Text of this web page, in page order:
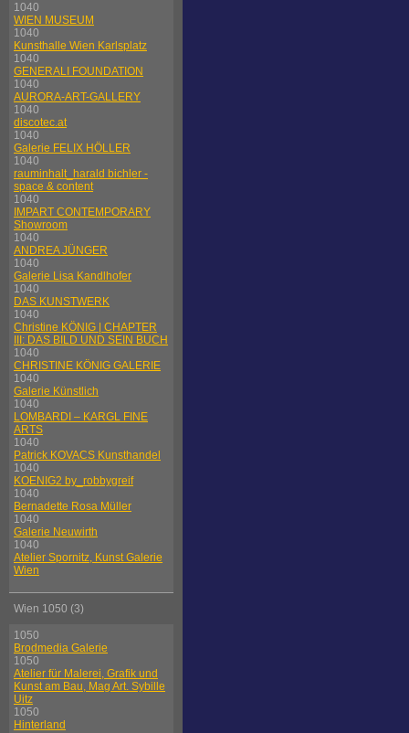
1040
WIEN MUSEUM
1040
Kunsthalle Wien Karlsplatz
1040
GENERALI FOUNDATION
1040
AURORA-ART-GALLERY
1040
discotec.at
1040
Galerie FELIX HÖLLER
1040
rauminhalt_harald bichler -
space & content
1040
IMPART CONTEMPORARY
Showroom
1040
ANDREA JÜNGER
1040
Galerie Lisa Kandlhofer
1040
DAS KUNSTWERK
1040
Christine KÖNIG | CHAPTER
III: DAS BILD UND SEIN BUCH
1040
CHRISTINE KÖNIG GALERIE
1040
Galerie Künstlich
1040
LOMBARDI – KARGL FINE
ARTS
1040
Patrick KOVACS Kunsthandel
1040
KOENIG2 by_robbygreif
1040
Bernadette Rosa Müller
1040
Galerie Neuwirth
1040
Atelier Spornitz, Kunst Galerie
Wien
Wien 1050 (3)
1050
Brodmedia Galerie
1050
Atelier für Malerei, Grafik und
Kunst am Bau, Mag Art. Sybille
Uitz
1050
Hinterland